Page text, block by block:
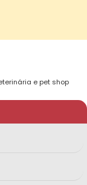
e pet shop